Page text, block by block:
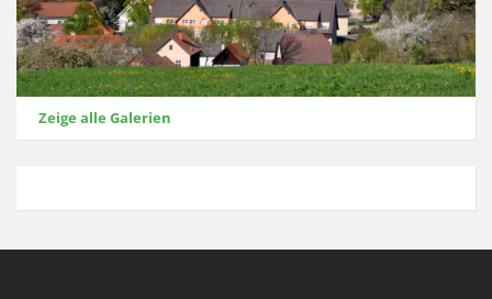
Zeige alle Galerien